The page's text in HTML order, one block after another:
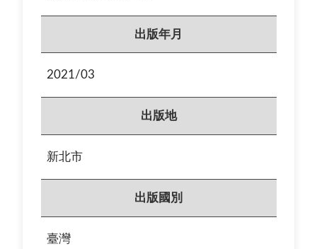
出版年月
2021/03
出版地
新北市
出版國別
臺灣